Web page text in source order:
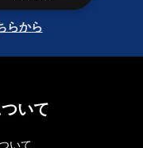
らから
いて
いて